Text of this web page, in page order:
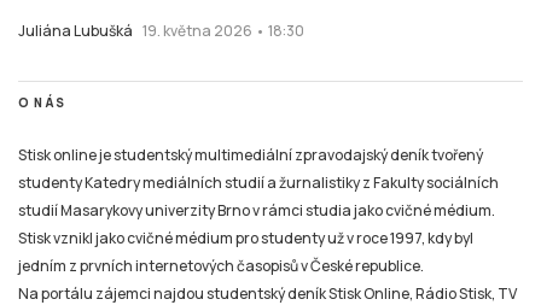
Juliána Lubušká 19. května 2026 • 18:30
O NÁS
Stisk online je studentský multimediální zpravodajský deník tvořený
studenty Katedry mediálních studií a žurnalistiky z Fakulty sociálních
studií Masarykovy univerzity Brno v rámci studia jako cvičné médium.
Stisk vznikl jako cvičné médium pro studenty už v roce 1997, kdy byl
jedním z prvních internetových časopisů v České republice.
Na portálu zájemci najdou studentský deník Stisk Online, Rádio Stisk, TV